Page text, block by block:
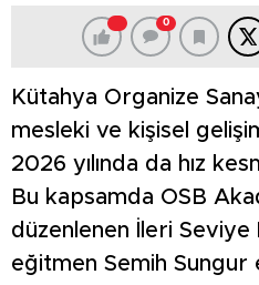
0
Kütahya Organize
mesleki ve kişisel
2026 yılında da hız
Bu kapsamda OSB
düzenlenen İleri Seviye
eğitmen Semih Sungur